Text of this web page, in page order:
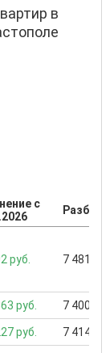
в
с
руб. 7 481
руб. 7 400
руб. 7 414